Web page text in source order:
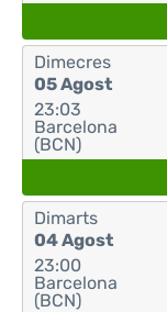
Dimecres
05 Agost
23:03
Barcelona
(BCN)
Dimarts
04 Agost
23:00
Barcelona
(BCN)